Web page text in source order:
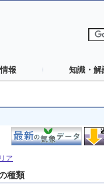
報 知識・解
ア
種類